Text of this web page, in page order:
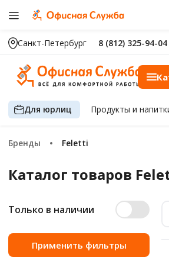
Санкт-Петербург 8 (812) 325-94-04
Для юрлиц Продуктыи
Бренды Feletti
Каталог товаров
Только в наличии